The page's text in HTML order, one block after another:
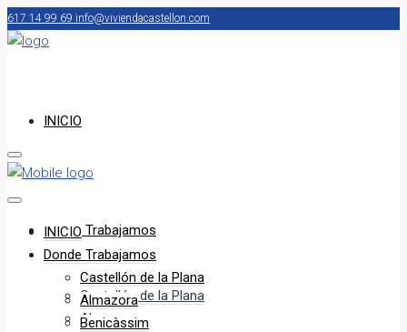
617 14 99 69 info@viviendacastellon.com
INICIO
Donde Trabajamos
Castellón de la Plana
Almazora
INICIO
Donde Trabajamos
Castellón de la Plana
Almazora
Benicàssim